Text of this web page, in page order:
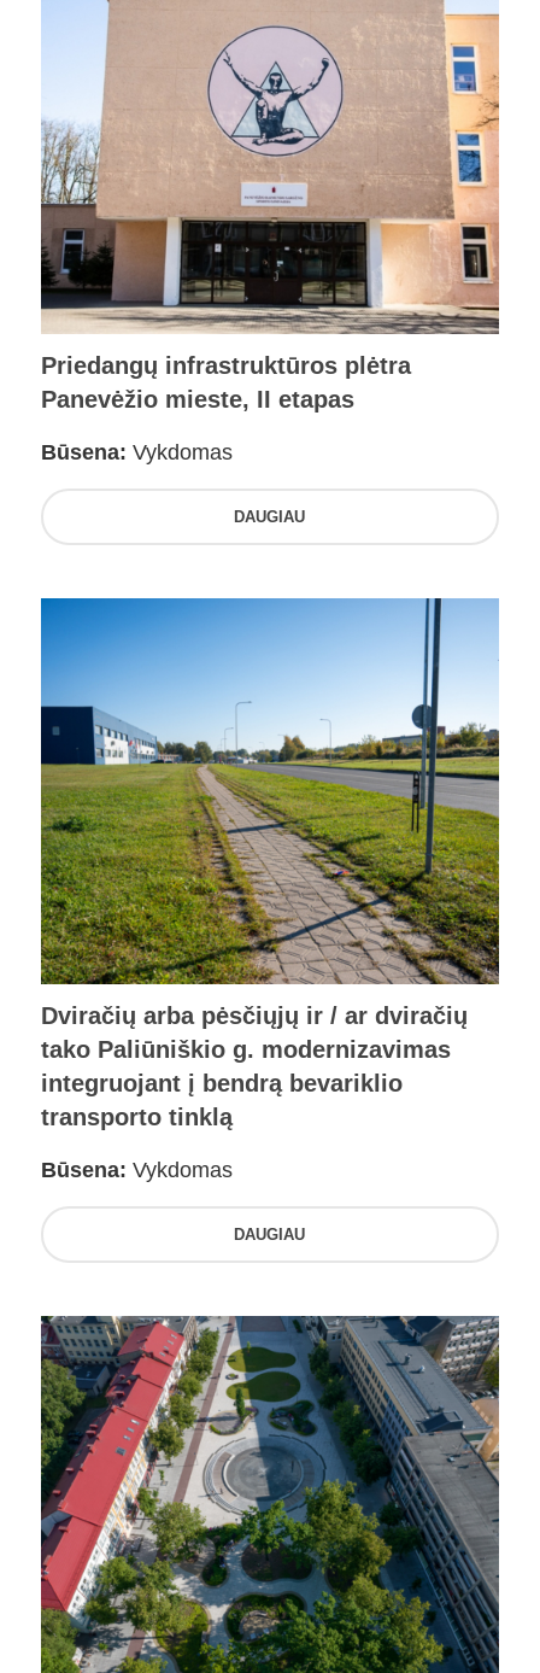
Priedangų infrastruktūros plėtra
Panevėžio mieste, II etapas
Būsena: Vykdomas
DAUGIAU
Dviračių arba pėsčiųjų ir / ar dviračių
tako Paliūniškio g. modernizavimas
integruojant į bendrą bevariklio
transporto tinklą
Būsena: Vykdomas
DAUGIAU